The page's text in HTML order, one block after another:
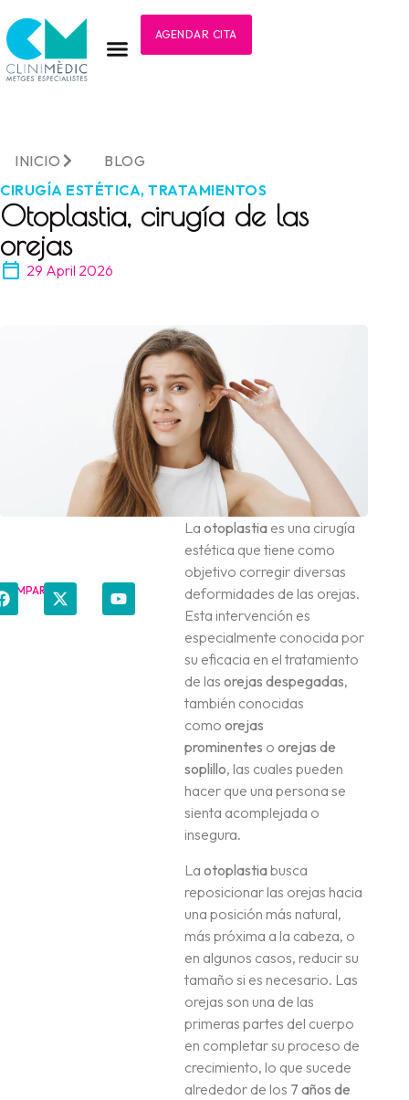
AGENDAR CITA
INICIO
BLOG
CIRUGÍA ESTÉTICA, TRATAMIENTOS
Otoplastia, cirugía de las
orejas
29 April 2026
COMPARTIR
La otoplastiaes una cirugía
estética que tiene como
objetivo corregir diversas
deformidades de las orejas.
Esta intervención es
especialmente conocida por
su eficacia en el tratamiento
de las orejas despegadas,
también conocidas
como orejas
prominentes o orejas de
soplillo, las cuales pueden
hacer que una persona se
sienta acomplejada o
insegura.
La otoplastiabusca
reposicionar las orejas hacia
una posición más natural,
más próxima a la cabeza, o
en algunos casos, reducir su
tamaño si es necesario. Las
orejas son una de las
primeras partes del cuerpo
en completar su proceso de
crecimiento, lo que sucede
alrededor de los 7 años de